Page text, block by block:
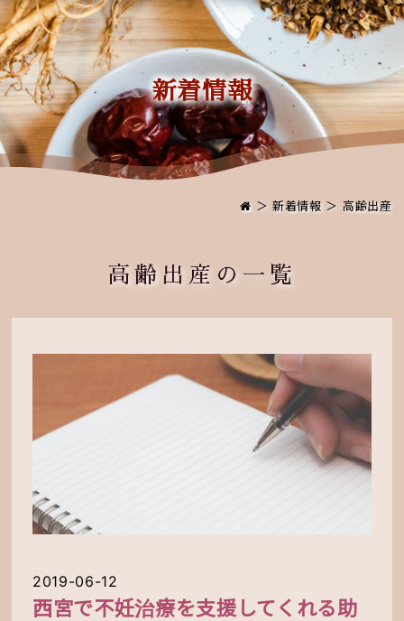
新着情報
＞新着情報＞ 高齢出産
高齢出産の一覧
2019-06-12
西宮で不妊治療を支援してくれる助